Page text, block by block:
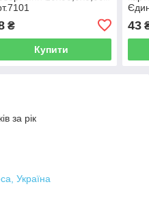
₴
Купити
43
за рік
Україна